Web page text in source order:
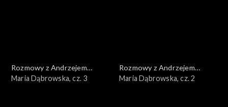
Rozmowy z Andrzejem
Doboszem
Maria Dąbrowska, cz. 3
Rozmowy z Andrzejem
Doboszem
Maria Dąbrowska, cz. 2